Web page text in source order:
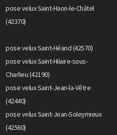
pose velux Saint-Haon-le-Châtel
(42370)
pose velux Saint-Héand (42570)
pose velux Saint-Hilaire-sous-
Charlieu (42190)
pose velux Saint-Jean-la-Vêtre
(42440)
pose velux Saint-Jean-Soleymieux
(42560)